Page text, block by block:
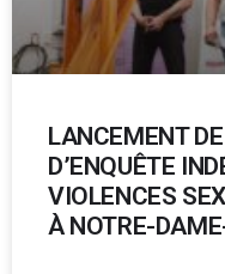
LANCEMENT
D’ENQUÊTE
VIOLENCES
À NOTRE-